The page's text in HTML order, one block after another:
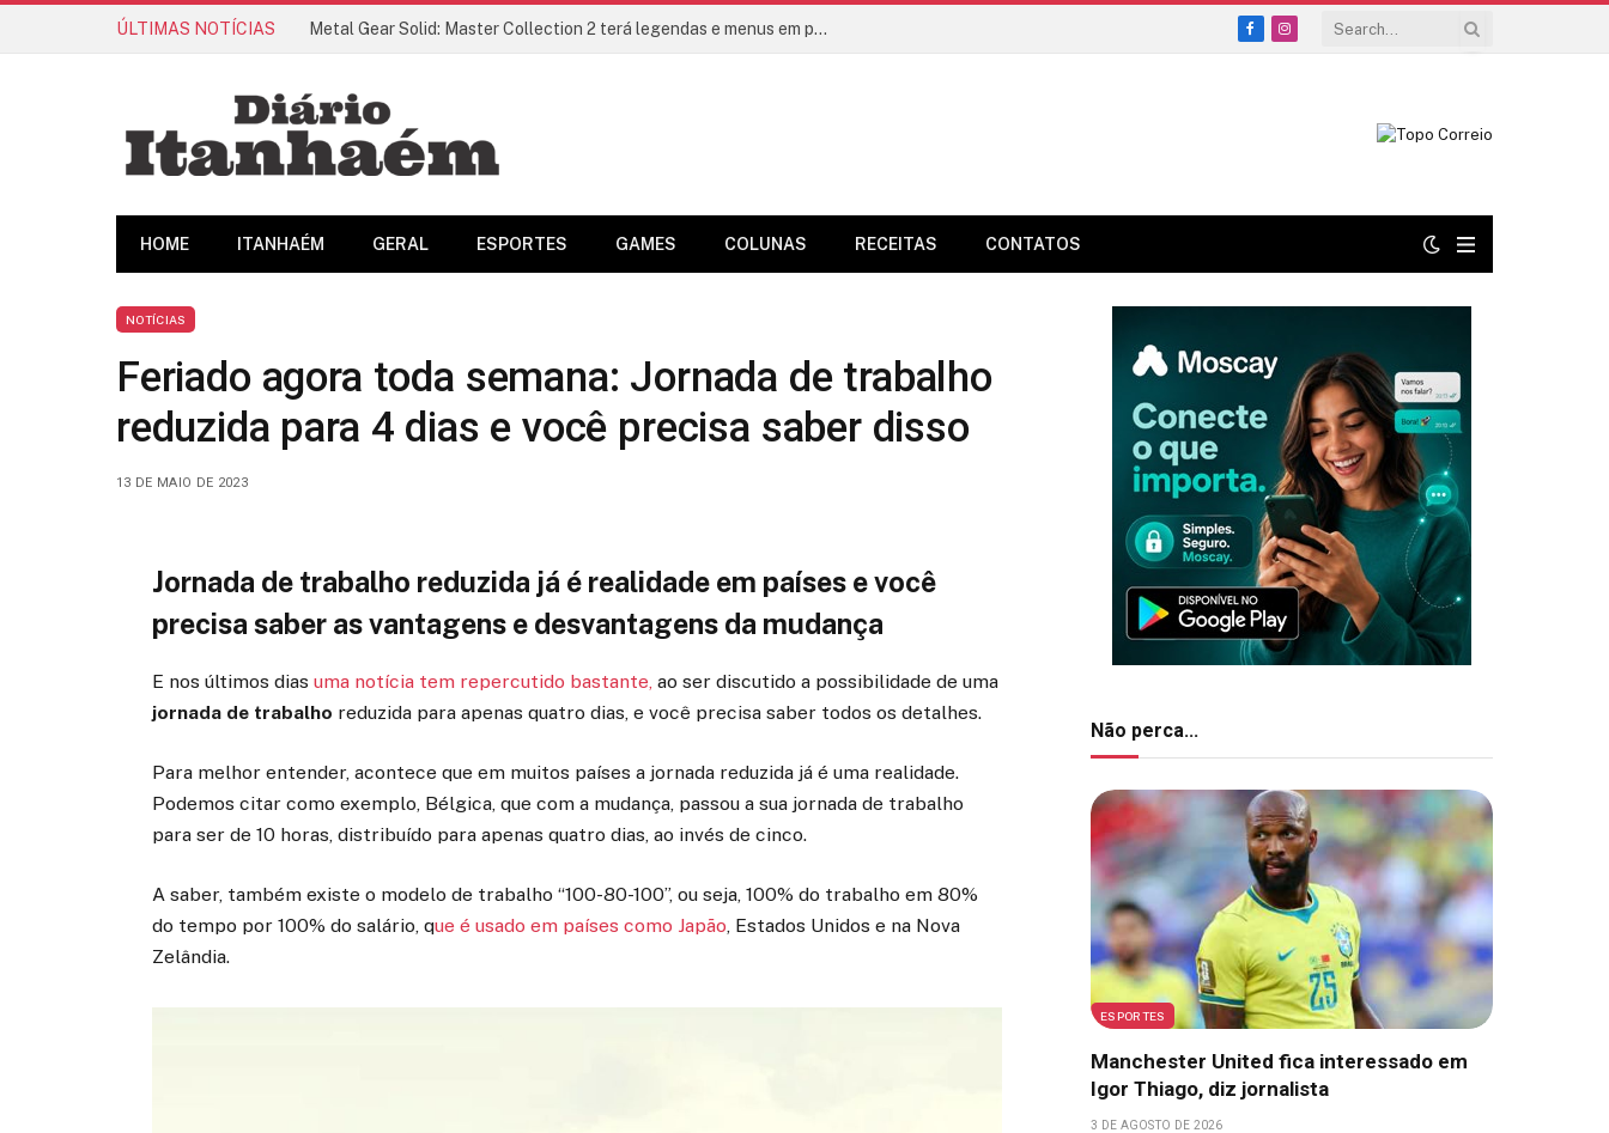
ÚLTIMAS NOTÍCIAS Metal Gear Solid: Master Collection 2 terá legendas e menus em portugues
FacebookInstagram
HOME ITANHAÉM GERAL ESPORTES GAMES COLUNAS RECEITAS CONTATOS
NOTÍCIAS
Feriado agora toda semana: Jornada de trabalho
reduzida para 4 dias e você precisa saber disso
13 DE MAIO DE 2023
Jornada de trabalho reduzida já é realidade em países e você
precisa saber as vantagens e desvantagens da mudança
E nos últimos diasuma notícia tem repercutido bastante, ao ser discutido a possibilidade de uma
jornada de trabalho reduzida para apenas quatro dias, e você precisa saber todos os detalhes.
Para melhor entender, acontece que em muitos países a jornada reduzida já é uma realidade.
Podemos citar como exemplo, Bélgica, que com a mudança, passou a sua jornada de trabalho
para ser de 10 horas, distribuído para apenas quatro dias, ao invés de cinco.
A saber, também existe o modelo de trabalho “100-80-100”, ou seja, 100% do trabalho em 80%
do tempo por 100% do salário, que é usado em países como Japão, Estados Unidos e na Nova
Zelândia.
Não perca...
ESPORTES
Manchester United fica interessado em
Igor Thiago, diz jornalista
3 DE AGOSTO DE 2026